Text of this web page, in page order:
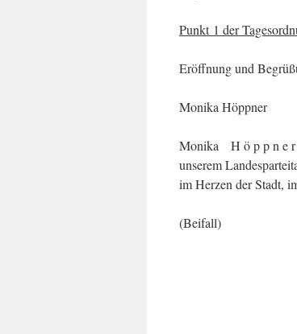
Punkt 1 der
Eröffnung und
Monika Höppner
Monika H ö p p n e r
unserem
im Herzen der Stadt,
(Beifall)